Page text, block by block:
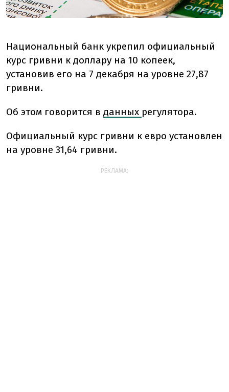
Национальный банк укрепил официальный
курс гривни к доллару на 10 копеек,
установив его на 7 декабря на уровне 27,87
гривни.
Об этом говорится в данных регулятора.
Официальный курс гривни к евро установлен
на уровне 31,64 гривни.
РЕКЛАМА: